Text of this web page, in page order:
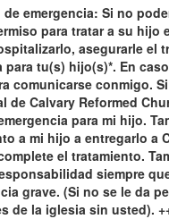
de emergencia: Si no
para tratar a su
asegurarle el
tu(s) hijo(s)*. En
comunicarse conmigo.
de Calvary Reformed
para mi hijo.
a mi hijo a entregarlo a
el tratamiento.
siempre
grave. (Si no se le da
de la iglesia sin usted).